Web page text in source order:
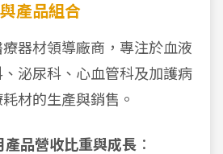
產品組合
器材領導廠商，專注於血液
泌尿科、心血管科及加護病
材的生產與銷售。
產品營收比重與成長 ：